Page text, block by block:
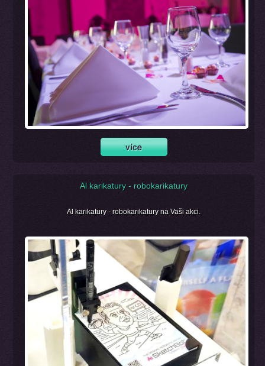
Al karikatury - robokarikatury
Al karikatury - robokarikatury na Vaši akci.